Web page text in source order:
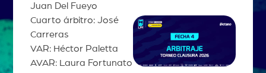
Juan Del Fueyo
Cuarto árbitro: José
Carreras
VAR: Héctor Paletta
AVAR: Laura Fortunato